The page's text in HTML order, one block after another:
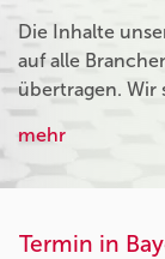
Die Inhalte
auf alle
übertragen. Wir
mehr
Termin in